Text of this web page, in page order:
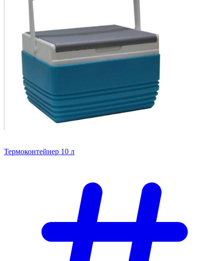
Термоконтейнер 10 л